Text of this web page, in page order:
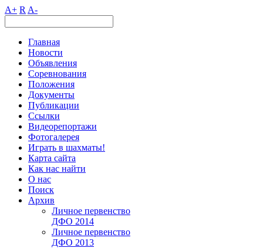
A+ R A-
Главная
Новости
Объявления
Соревнования
Положения
Документы
Публикации
Ссылки
Видеорепортажи
Фотогалерея
Играть в шахматы!
Карта сайта
Как нас найти
О нас
Поиск
Архив
Личное первенство
ДФО 2014
Личное первенство
ДФО 2013